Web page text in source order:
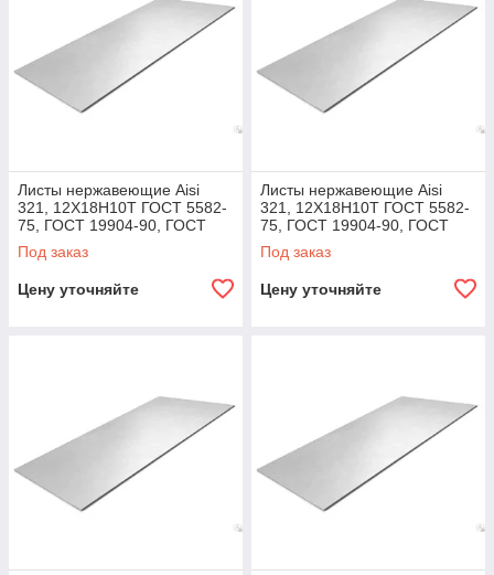
Листы нержавеющие Aisi
321, 12Х18Н10Т ГОСТ 5582-
75, ГОСТ 19904-90, ГОСТ
7350-77, ГОСТ 19903-74 80,
5,0х1000х2000
Под заказ
Цену уточняйте
Листы нержавеющие Aisi
321, 12Х18Н10Т ГОСТ 5582-
75, ГОСТ 19904-90, ГОСТ
7350-77, ГОСТ 19903-74 125,
5,0х1250х2500
Под заказ
Цену уточняйте